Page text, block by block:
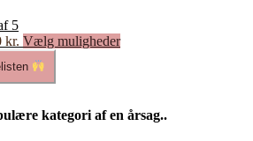
varesiden
5
kr. Prisinterval:
31.00 kr.
til
107.00 kr.
Vælg mulighederDette
Mulighederne
kategori af en årsag..